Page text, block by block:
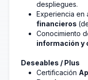
despliegues.
Experiencia en
financieros
Conocimiento
información y
Deseables / Plus
Certificación